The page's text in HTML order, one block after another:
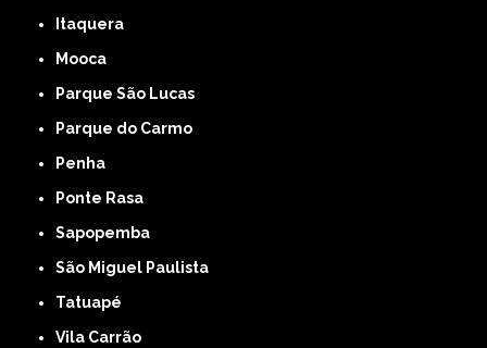
Itaquera
Mooca
Parque São Lucas
Parque do Carmo
Penha
Ponte Rasa
Sapopemba
São Miguel Paulista
Tatuapé
Vila Carrão